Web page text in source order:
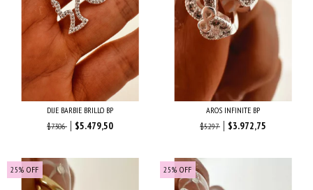
DIJE BARBIE BRILLO BP
$7.306
$5.479,50
AROS INFINITE BP
$5.297
$3.972,75
25% OFF 25% OFF